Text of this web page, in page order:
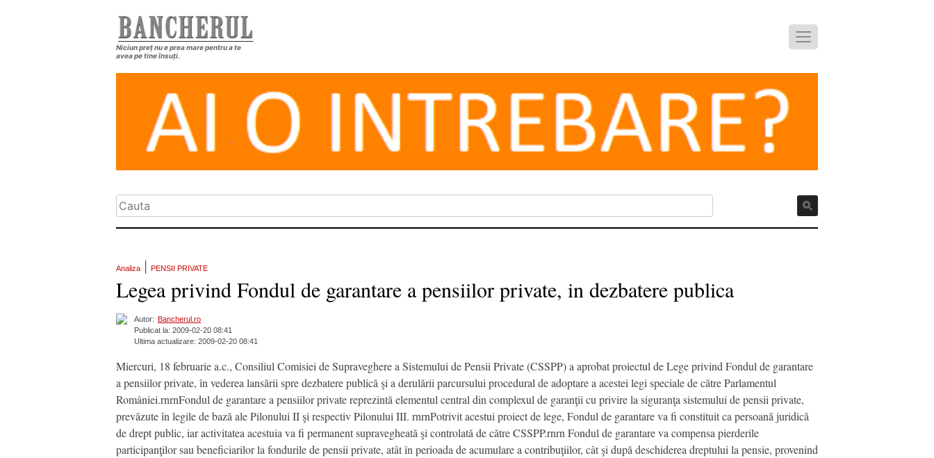
Niciun preț nu e prea mare pentru a te
avea pe tine însuți.
Analiza PENSII PRIVATE
Legea privind Fondul de garantare a pensiilor private, in dezbatere publica
Autor:
Bancherul.ro
Publicat la: 2009-02-20 08:41
Ultima actualizare: 2009-02-20 08:41
Miercuri, 18 februarie a.c., Consiliul Comisiei de Supraveghere a Sistemului de Pensii Private (CSSPP) a aprobat proiectul de Lege privind Fondul de garantare
a pensiilor private, în vederea lansării spre dezbatere publică şi a derulării parcursului procedural de adoptare a acestei legi speciale de către Parlamentul
României.rnrnFondul de garantare a pensiilor private reprezintă elementul central din complexul de garanţii cu privire la siguranţa sistemului de pensii private,
prevăzute în legile de bază ale Pilonului II şi respectiv Pilonului III. rnrnPotrivit acestui proiect de lege, Fondul de garantare va fi constituit ca persoană juridică
de drept public, iar activitatea acestuia va fi permanent supravegheată şi controlată de către CSSPP.rnrn Fondul de garantare va compensa pierderile
participanţilor sau beneficiarilor la fondurile de pensii private, atât în perioada de acumulare a contribuţiilor, cât şi după deschiderea dreptului la pensie, provenind